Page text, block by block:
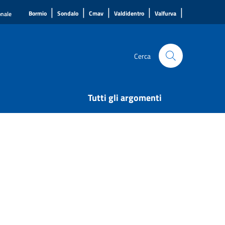
Bormio | Sondalo | Cmav | Valdidentro | Valfurva |
Cerca
Tutti gli argomenti